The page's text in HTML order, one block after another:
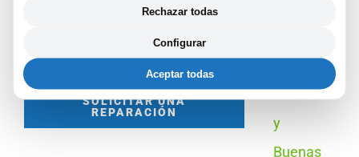
garantía de reparación.
SOLICITAR UNA
REPARACIÓN
de Uso
y
Buenas
Rechazar todas
Configurar
Aceptar todas